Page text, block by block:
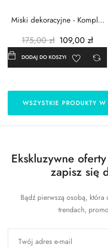
Miski dekoracyjne - Komplet
175,00 zł 109,00 zł
DODAJ DO KOSZYKA
WSZYSTKIE PRODUKTY W
Ekskluzywne
zapisz się
Bądź pierwszą osobą,
trendach,